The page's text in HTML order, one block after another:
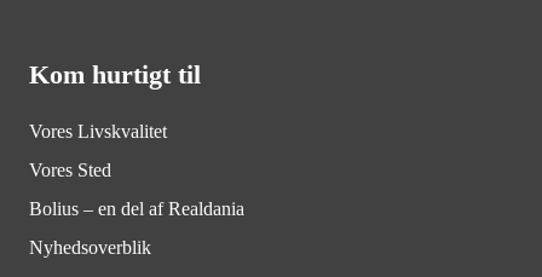
Kom hurtigt til
Vores Livskvalitet
Vores Sted
Bolius – en del af Realdania
Nyhedsoverblik